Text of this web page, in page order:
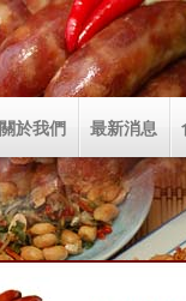
關於我們 最新消息